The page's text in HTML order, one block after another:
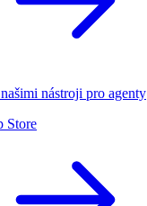
nástroji pro agenty
Store